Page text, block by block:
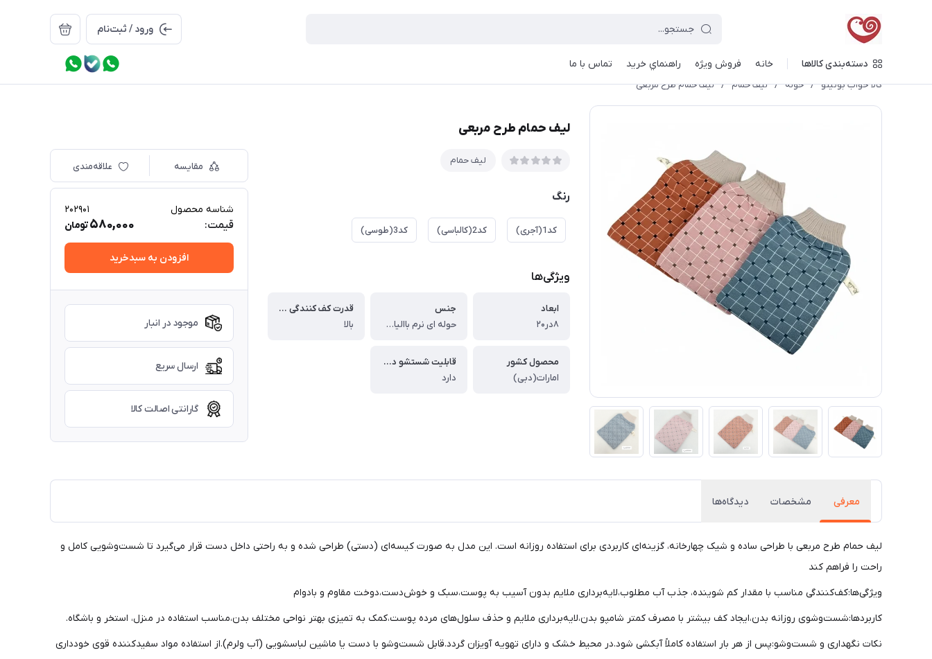
ورود / ثبت‌نام
دسته‌بندی کالاها خانه فروش ویژه راهنماي خريد تماس با ما
کالا خواب بونیتو / حوله / لیف حمام / لیف حمام طرح مربعی
لیف حمام طرح مربعی
لیف حمام
رنگ
کد1(آجری) کد2(کالباسی) کد3(طوسی)
ویژگی‌ها
ابعاد
۸در۲۰
جنس
حوله ای نرم باالیاف داخلی پلی استر
قدرت کف کنندگی وجذب آب
بالا
محصول کشور
امارات(دبی)
قابلیت شستشو در ماشین لباسشویی
دارد
مقایسه علاقه‌مندی
شناسه محصول 202901
قیمت: 580,000تومان
افزودن به سبدخرید
موجود در انبار
ارسال سریع
گارانتی اصالت کالا
معرفی مشخصات دیدگاه‌ها
لیف حمام طرح مربعی با طراحی ساده و شیک چهارخانه، گزینه‌ای کاربردی برای استفاده روزانه است. این مدل به صورت کیسه‌ای (دستی) طراحی شده و به راحتی داخل دست قرار می‌گیرد تا شست‌وشویی کامل و
راحت را فراهم کند
ویژگی‌ها:کف‌کنندگی مناسب با مقدار کم شوینده، جذب آب مطلوب،لایه‌برداری ملایم بدون آسیب به پوست،سبک و خوش‌دست،دوخت مقاوم و بادوام
کاربردها:شست‌وشوی روزانه بدن،ایجاد کف بیشتر با مصرف کمتر شامپو بدن،لایه‌برداری ملایم و حذف سلول‌های مرده پوست،کمک به تمیزی بهتر نواحی مختلف بدن،مناسب استفاده در منزل، استخر و باشگاه.
نکات نگهداری و شست‌وشو:پس از هر بار استفاده کاملاً آبکشی شود.در محیط خشک و دارای تهویه آویزان گردد.قابل شست‌وشو با دست یا ماشین لباسشویی (آب ولرم).از استفاده مواد سفیدکننده قوی خودداری